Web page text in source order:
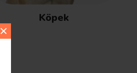
Köpek
×